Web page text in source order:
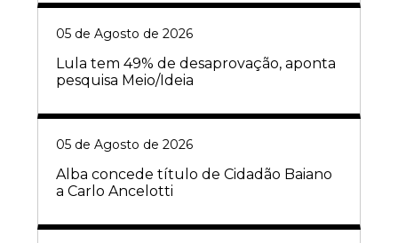
05 de Agosto de 2026
Lula tem 49% de desaprovação, aponta
pesquisa Meio/Ideia
05 de Agosto de 2026
Alba concede título de Cidadão Baiano
a Carlo Ancelotti